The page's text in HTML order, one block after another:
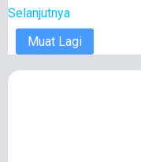
Selanjutnya
Muat Lagi